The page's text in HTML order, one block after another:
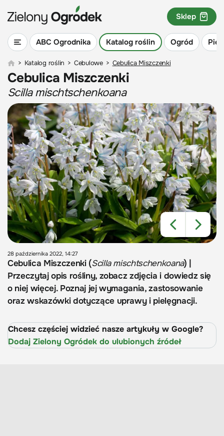
ABC Ogrodnika Katalog roślin Ogród
Sklep
> Katalog roślin > Cebulowe > Cebulica Miszczenki
Cebulica Miszczenki
Scilla mischtschenkoana
28 października 2022, 14:27
Cebulica Miszczenki (Scilla mischtschenkoana) |
Przeczytaj opis rośliny, zobacz zdjęcia i dowiedz się
o niej więcej. Poznaj jej wymagania, zastosowanie
oraz wskazówki dotyczące uprawy i pielęgnacji.
Chcesz częściej widzieć nasze artykuły w Google?
Dodaj Zielony Ogródek do ulubionych źródeł